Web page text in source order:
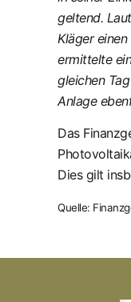
geltend.
Kläger
ermittelte
gleichen
Anlage
Das
Dies gilt
Quelle: